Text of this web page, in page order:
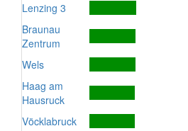
Lenzing 3
Braunau
Zentrum
Wels
Haag am
Hausruck
Vöcklabruck